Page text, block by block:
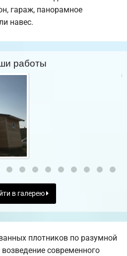
гараж, панорамное
навес.
работы
в галерею
плотников по разумной
современного